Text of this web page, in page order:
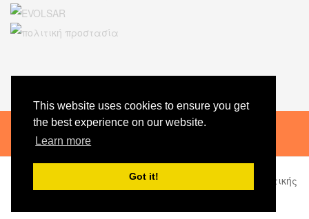
This website uses cookies to ensure you get
the best experience on our website.
Learn more
Got it!
epomeacha@gmail.com
© CopyRight Επίλεκτη Ομάδα Ειδικών Αποστολών πολιτικής